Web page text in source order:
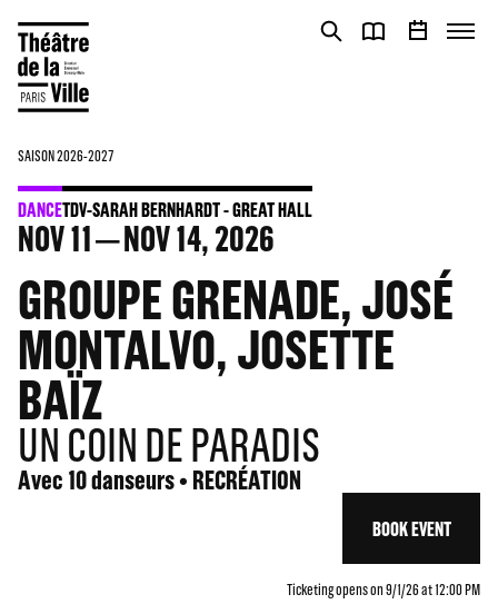
SAISON 2026-2027
DANCETDV-SARAH BERNHARDT - GREAT HALL
NOV11 NOV14, 2026
GROUPE GRENADE, JOSÉ
MONTALVO, JOSETTE
BAÏZ
UN COIN DE PARADIS
Avec 10 danseurs • RECRÉATION
BOOK EVENT
Ticketing opens on 9/1/26 at 12:00 PM